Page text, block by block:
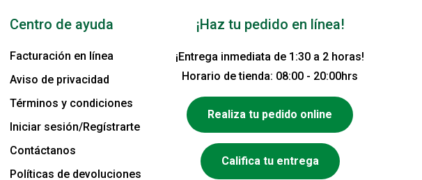
Centro de ayuda
Facturación en línea
Aviso de privacidad
Términos y condiciones
Iniciar sesión/Regístrarte
Contáctanos
Políticas de devoluciones
¡Haz tu pedido en línea!
¡Entrega inmediata de 1:30 a 2 horas!
Horario de tienda: 08:00 - 20:00hrs
Realiza tu pedido online
Califica tu entrega